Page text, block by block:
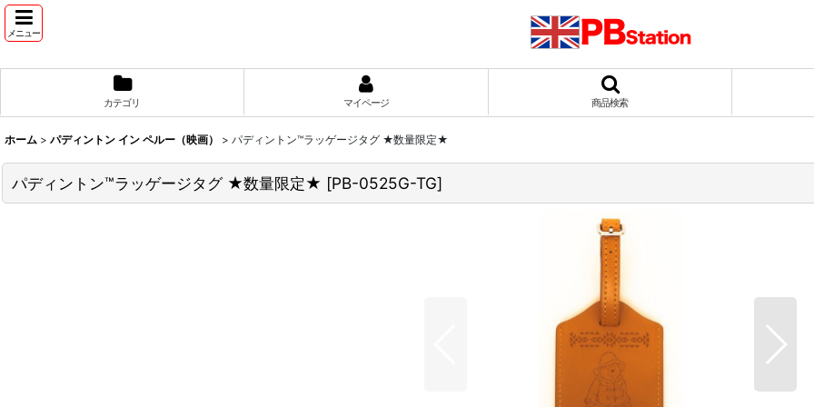
メニュー
カテゴリ マイページ 商品検索
ホーム > パディントン イン ペルー（映画） > パディントン™ラッゲージタグ ★数量限定★
パディントン™ラッゲージタグ ★数量限定★ [PB-0525G-TG]